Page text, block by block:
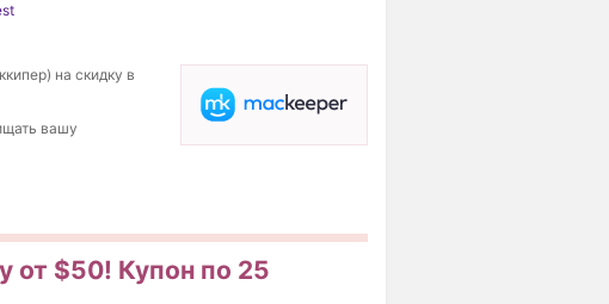
на скидку в
вашу
от $50! Купон по 25